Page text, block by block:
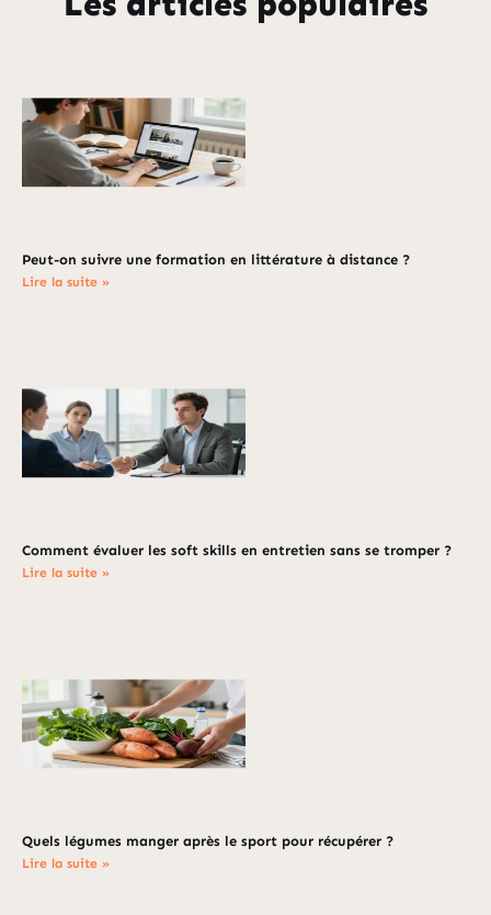
Peut-on suivre une formation en littérature à distance ?
Lire la suite »
Comment évaluer les soft skills en entretien sans se tromper ?
Lire la suite »
Quels légumes manger après le sport pour récupérer ?
Lire la suite »